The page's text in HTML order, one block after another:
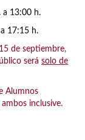
a 13:00 h.
17:15 h.
de septiembre,
será solo de
Alumnos
inclusive.